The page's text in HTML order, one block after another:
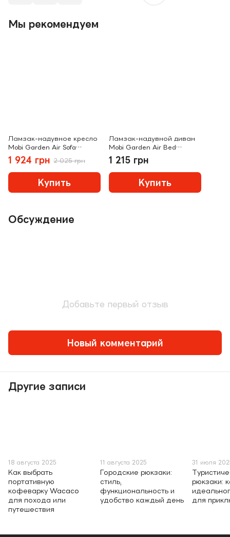
Мы рекомендуем
Ламзак-надувное кресло
Mobi Garden Air Sofa
NX20663017 ivory
1 924 грн 2 025 грн
Купить
Ламзак-надувной диван
Mobi Garden Air Bed
NX20663016 orange
1 215 грн
Купить
Обсуждение
Добавьте первый отзыв
Новый комментарий
Другие записи
18 августа 2025
Как выбрать
портативную
кофеварку Wacaco
для похода или
путешествия
11 августа 2025
Городские рюкзаки:
стиль,
функциональность и
удобство каждый день
31 июля
рюкзаки:
для